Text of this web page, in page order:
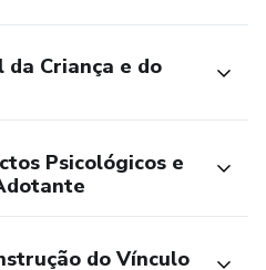
– Estratégias para criar
– Como facilitar a integração
família.
Criança e do
Psicológicos e
do Vínculo